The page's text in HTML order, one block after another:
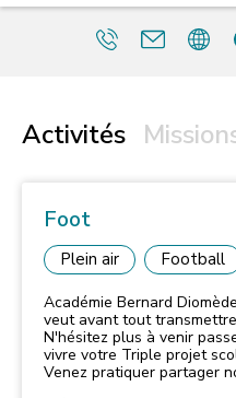
Activités
Foot
Plein air Football
Académie Bernard
veut avant tout
N'hésitez plus à venir
vivre votre Triple projet
Venez pratiquer partager